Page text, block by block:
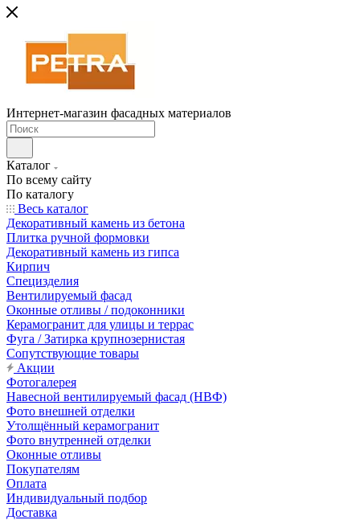
Интернет-магазин фасадных материалов
Каталог
По всему сайту
По каталогу
Весь каталог
Декоративный камень из бетона
Плитка ручной формовки
Декоративный камень из гипса
Кирпич
Специзделия
Вентилируемый фасад
Оконные отливы / подоконники
Керамогранит для улицы и террас
Фуга / Затирка крупнозернистая
Сопутствующие товары
Акции
Фотогалерея
Навесной вентилируемый фасад (НВФ)
Фото внешней отделки
Утолщённый керамогранит
Фото внутренней отделки
Оконные отливы
Покупателям
Оплата
Индивидуальный подбор
Доставка